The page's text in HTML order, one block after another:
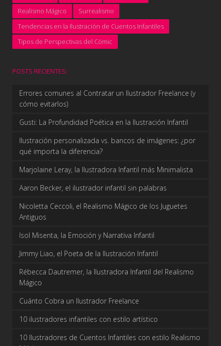
Realismo Mágico
Surrealismo
Tendencias en la Ilustración de Cuentos Infantiles
Tipos de Perspectivas del Cómic
POSTS RECIENTES:
Errores comunes al Contratar un Ilustrador Freelance (y
cómo evitarlos)
Gusti: La Profundidad Poética en la Ilustración Infantil
Ilustración personalizada vs. bancos de imágenes: ¿por
qué importa la diferencia?
Marjolaine Leray, la Ilustradora Infantil más Minimalista
Aaron Becker, el ilustrador infantil sin palabras
Nicoletta Ceccoli, el Realismo Mágico de los Juguetes
Antiguos
Isol Misenta, la Emoción y Narrativa Infantil
Jimmy Liao, el Poeta de la Ilustración Infantil
Rébecca Dautremer, la Ilustradora Infantil del Realismo
Mágico
Cuánto Cobra un Ilustrador Freelance
10 ilustradores infantiles con estilo artístico
10 Ilustradores de Cuentos Infantiles con estilo Realismo